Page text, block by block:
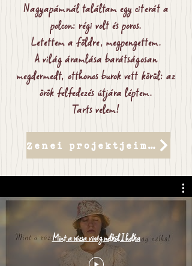
Nagyapámnál találtam egy citerát a
polcon: régi volt és poros.
Letettem a földre, megpengettem.
A világ áramlása barátságosan
megdermedt, otthonos burok vett körül: az
örök felfedezés útjára léptem.
Tarts velem!
Zenei projektjeim, zenekaraim
Mint a rózsa virág nélkül I helka